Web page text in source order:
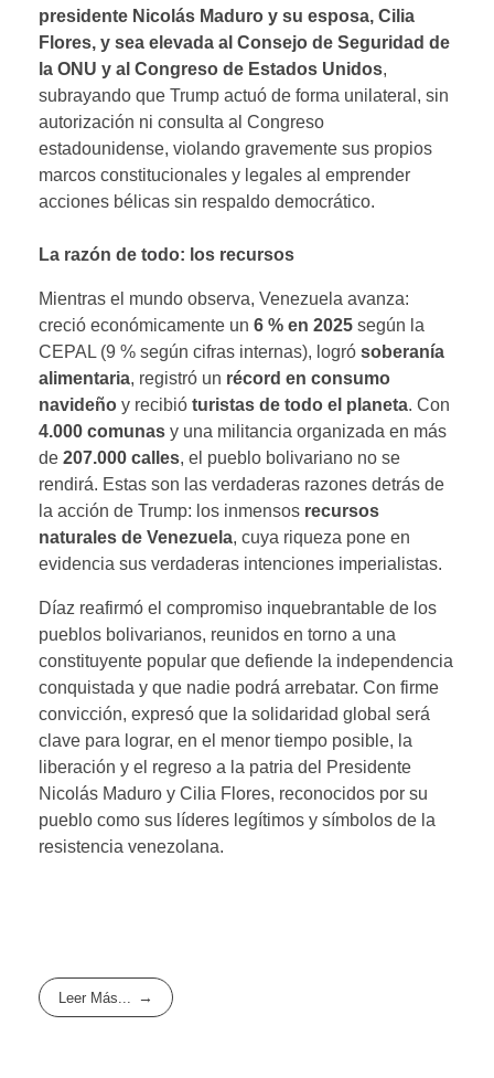
presidente Nicolás Maduro y su esposa, Cilia
Flores, y sea elevada al Consejo de Seguridad de
la ONU y al Congreso de Estados Unidos,
subrayando que Trump actuó de forma unilateral, sin
autorización ni consulta al Congreso
estadounidense, violando gravemente sus propios
marcos constitucionales y legales al emprender
acciones bélicas sin respaldo democrático.
La razón de todo: los recursos
Mientras el mundo observa, Venezuela avanza:
creció económicamente un 6 % en 2025 según la
CEPAL (9 % según cifras internas), logró soberanía
alimentaria, registró un récord en consumo
navideño y recibió turistas de todo el planeta. Con
4.000 comunas y una militancia organizada en más
de 207.000 calles, el pueblo bolivariano no se
rendirá. Estas son las verdaderas razones detrás de
la acción de Trump: los inmensos recursos
naturales de Venezuela, cuya riqueza pone en
evidencia sus verdaderas intenciones imperialistas.
Díaz reafirmó el compromiso inquebrantable de los
pueblos bolivarianos, reunidos en torno a una
constituyente popular que defiende la independencia
conquistada y que nadie podrá arrebatar. Con firme
convicción, expresó que la solidaridad global será
clave para lograr, en el menor tiempo posible, la
liberación y el regreso a la patria del Presidente
Nicolás Maduro y Cilia Flores, reconocidos por su
pueblo como sus líderes legítimos y símbolos de la
resistencia venezolana.
Leer Más...